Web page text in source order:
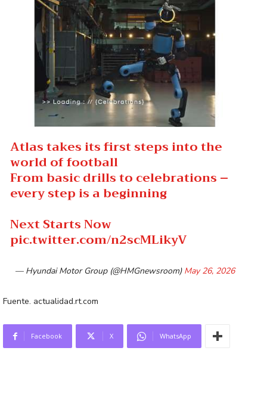
Atlas takes its first steps into the
world of football
From basic drills to celebrations –
every step is a beginning
Next Starts Now
pic.twitter.com/n2scMLikyV
— Hyundai Motor Group (@HMGnewsroom) May 26, 2026
Fuente. actualidad.rt.com
Facebook X WhatsApp